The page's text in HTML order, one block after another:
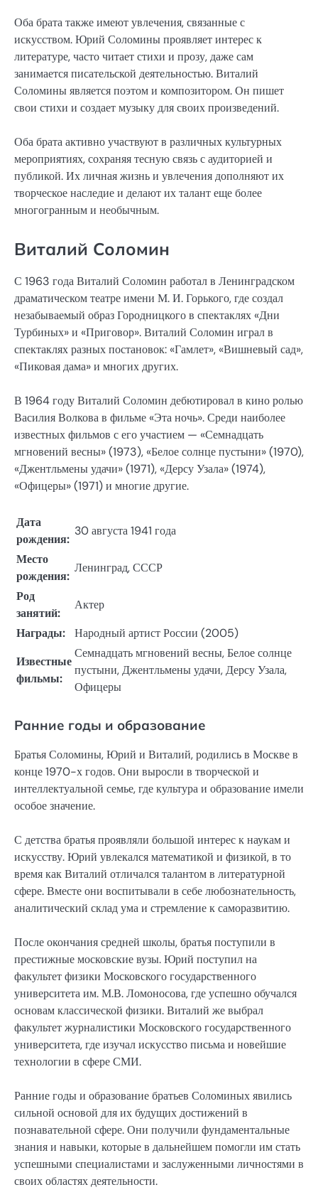
Оба брата также имеют увлечения, связанные с
искусством. Юрий Соломины проявляет интерес к
литературе, часто читает стихи и прозу, даже сам
занимается писательской деятельностью. Виталий
Соломины является поэтом и композитором. Он пишет
свои стихи и создает музыку для своих произведений.
Оба брата активно участвуют в различных культурных
мероприятиях, сохраняя тесную связь с аудиторией и
публикой. Их личная жизнь и увлечения дополняют их
творческое наследие и делают их талант еще более
многогранным и необычным.
Виталий Соломин
С 1963 года Виталий Соломин работал в Ленинградском
драматическом театре имени М. И. Горького, где создал
незабываемый образ Городницкого в спектаклях «Дни
Турбиных» и «Приговор». Виталий Соломин играл в
спектаклях разных постановок: «Гамлет», «Вишневый сад»,
«Пиковая дама» и многих других.
В 1964 году Виталий Соломин дебютировал в кино ролью
Василия Волкова в фильме «Эта ночь». Среди наиболее
известных фильмов с его участием — «Семнадцать
мгновений весны» (1973), «Белое солнце пустыни» (1970),
«Джентльмены удачи» (1971), «Дерсу Узала» (1974),
«Офицеры» (1971) и многие другие.
Дата
рождения:
30 августа 1941 года
Место
рождения:
Ленинград, СССР
Род
занятий:
Актер
Награды:
Народный артист России (2005)
Известные
фильмы:
Семнадцать мгновений весны, Белое солнце
пустыни, Джентльмены удачи, Дерсу Узала,
Офицеры
Ранние годы и образование
Братья Соломины, Юрий и Виталий, родились в Москве в
конце 1970-х годов. Они выросли в творческой и
интеллектуальной семье, где культура и образование имели
особое значение.
С детства братья проявляли большой интерес к наукам и
искусству. Юрий увлекался математикой и физикой, в то
время как Виталий отличался талантом в литературной
сфере. Вместе они воспитывали в себе любознательность,
аналитический склад ума и стремление к саморазвитию.
После окончания средней школы, братья поступили в
престижные московские вузы. Юрий поступил на
факультет физики Московского государственного
университета им. М.В. Ломоносова, где успешно обучался
основам классической физики. Виталий же выбрал
факультет журналистики Московского государственного
университета, где изучал искусство письма и новейшие
технологии в сфере СМИ.
Ранние годы и образование братьев Соломиных явились
сильной основой для их будущих достижений в
познавательной сфере. Они получили фундаментальные
знания и навыки, которые в дальнейшем помогли им стать
успешными специалистами и заслуженными личностями в
своих областях деятельности.